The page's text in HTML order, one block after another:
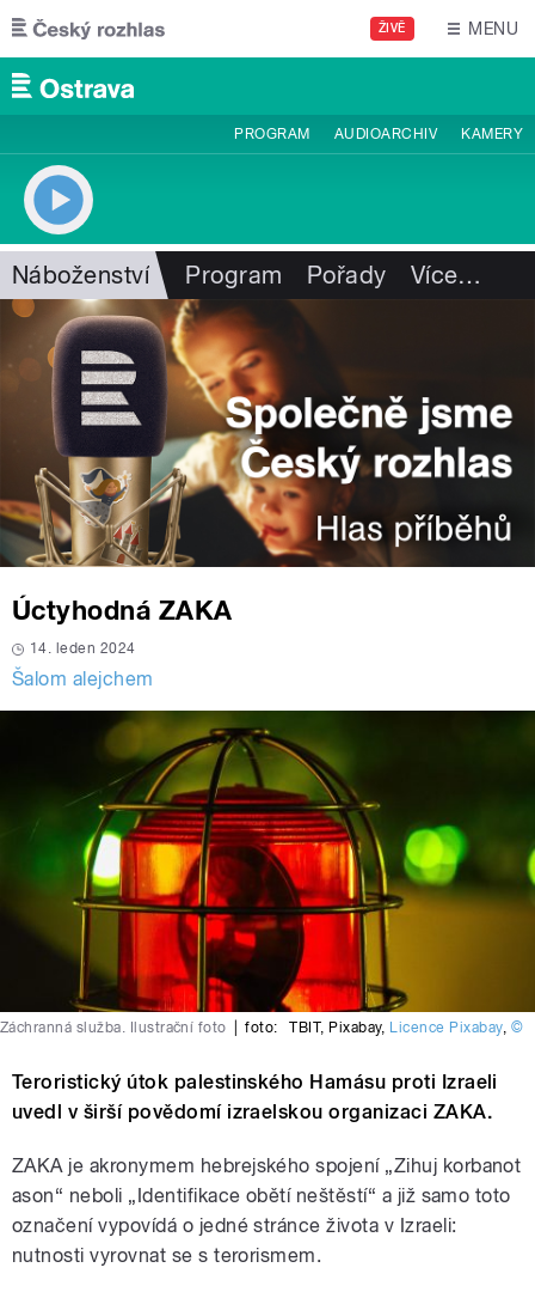
Přejít k hlavnímu obsahu
ŽIVĚ MENU
PROGRAM AUDIOARCHIV KAMERY
Náboženství Program Pořady Více…
Úctyhodná ZAKA
14. leden 2024
Šalom alejchem
Záchranná služba. Ilustrační foto foto: TBIT, Pixabay, Licence Pixabay, ©
Teroristický útok palestinského Hamásu proti Izraeli
uvedl v širší povědomí izraelskou organizaci ZAKA.
ZAKA je akronymem hebrejského spojení „Zihuj korbanot
ason“ neboli „Identifikace obětí neštěstí“ a již samo toto
označení vypovídá o jedné stránce života v Izraeli:
nutnosti vyrovnat se s terorismem.